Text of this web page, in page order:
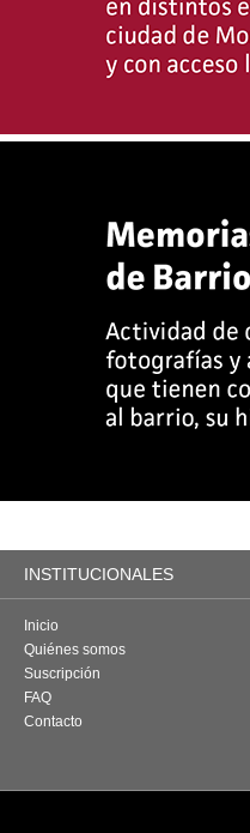
INSTITUCIONALES
Inicio
Quiénes somos
Suscripción
FAQ
Contacto